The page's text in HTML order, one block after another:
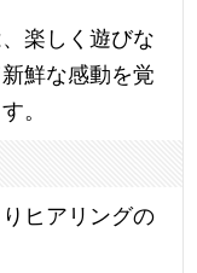
楽しく遊びな
鮮な感動を覚
。
ヒアリングの